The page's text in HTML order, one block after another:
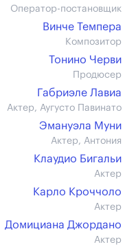
Оператор-постановщик
Винче Темпера
Композитор
Тонино Черви
Продюсер
Габриэле Лавиа
Актер, Аугусто Павинато
Эмануэла Муни
Актер, Антония
Клаудио Бигальи
Актер
Карло Кроччоло
Актер
Домициана Джордано
Актер